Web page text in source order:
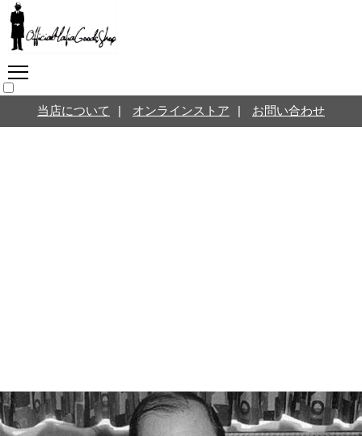
SNS
Twitterはこちら @jpmeyerlanskytm
ABOUT US
当店について オンラインストア お問い合わせ
マフィアグッズ専門店につ
オンラインストア
お問い合わせ